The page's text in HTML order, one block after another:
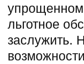
льготное
заслужить.